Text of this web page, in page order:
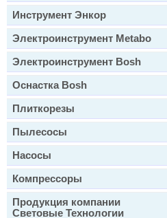
Инструмент Энкор
Электроинструмент Metabo
Электроинструмент Bosh
Оснастка Bosh
Плиткорезы
Пылесосы
Насосы
Компрессоры
Продукция компании
Световые Технологии